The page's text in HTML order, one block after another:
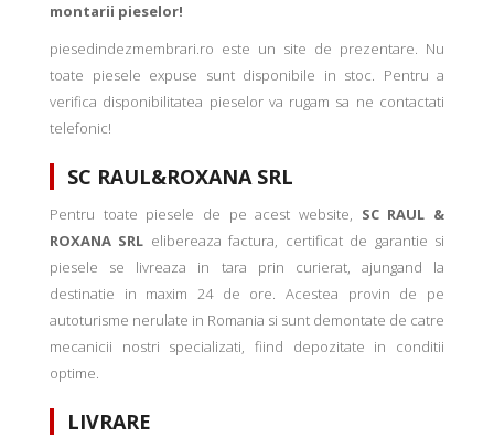
montarii pieselor!
piesedindezmembrari.ro este un site de prezentare. Nu
toate piesele expuse sunt disponibile in stoc. Pentru a
verifica disponibilitatea pieselor va rugam sa ne contactati
telefonic!
SC RAUL&ROXANA SRL
Pentru toate piesele de pe acest website, SC RAUL &
ROXANA SRL elibereaza factura, certificat de garantie si
piesele se livreaza in tara prin curierat, ajungand la
destinatie in maxim 24 de ore. Acestea provin de pe
autoturisme nerulate in Romania si sunt demontate de catre
mecanicii nostri specializati, fiind depozitate in conditii
optime.
LIVRARE